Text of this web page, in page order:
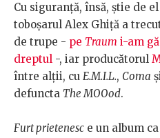
Cu siguranță, însă, știe de
toboșarul Alex Ghiță a
de trupe - pe Traum i-am
dreptul -, iar producătorul
între alții, cu E.M.I.L., Coma
defuncta The MOOod.
Furt prietenesc e un album